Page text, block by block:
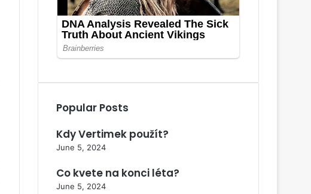
Popular Posts
Kdy Vertimek použít?
June 5, 2024
Co kvete na konci léta?
June 5, 2024